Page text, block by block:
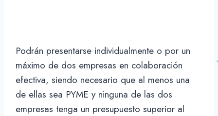
Podrán presentarse individualmente o por un
máximo de dos empresas en colaboración
efectiva, siendo necesario que al menos una
de ellas sea PYME y ninguna de las dos
empresas tenga un presupuesto superior al